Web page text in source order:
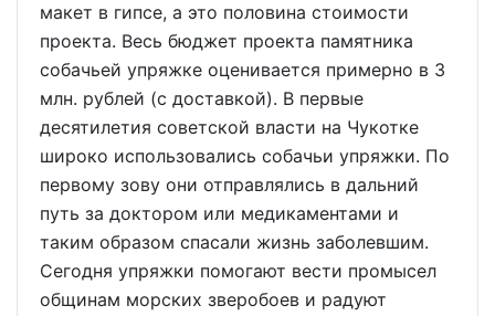
макет в гипсе, а это половина стоимости
проекта. Весь бюджет проекта памятника
собачьей упряжке оценивается примерно в 3
млн. рублей (с доставкой). В первые
десятилетия советской власти на Чукотке
широко использовались собачьи упряжки. По
первому зову они отправлялись в дальний
путь за доктором или медикаментами и
таким образом спасали жизнь заболевшим.
Сегодня упряжки помогают вести промысел
общинам морских зверобоев и радуют